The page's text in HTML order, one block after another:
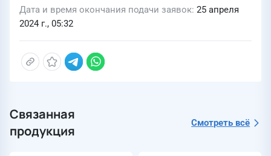
Дата и время окончания подачи заявок 25 апреля
2024 г., 05:32
Связанная
продукция
Смотреть всё